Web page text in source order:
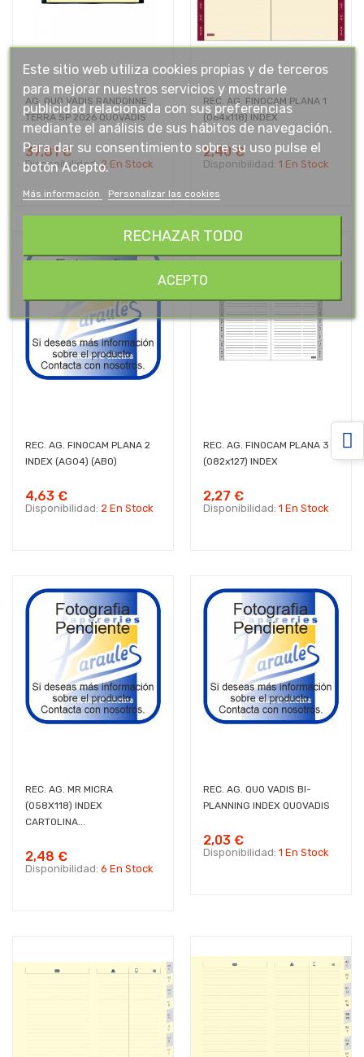
AG. QUO VADIS RANDONNE
TERRA SP 2026 QUOVADIS
37,81 €
Disponibilidad:2 En Stock
REC. AG. FINOCAM PLANA 1
(064x118) INDEX
2,40 €
Disponibilidad: 1 En Stock
REC. AG. FINOCAM PLANA 2
INDEX (AG04) (ABO)
4,63 €
Disponibilidad: 2 En Stock
REC. AG. FINOCAM PLANA 3
(082x127) INDEX
2,27 €
Disponibilidad: 1 En Stock
REC. AG. MR MICRA
(058X118) INDEX
CARTOLINA...
2,48 €
Disponibilidad: 6 En Stock
REC. AG. QUO VADIS BI-
PLANNING INDEX QUOVADIS
2,03 €
Disponibilidad: 1 En Stock
Este sitio web utiliza cookies propias y de terceros
para mejorar nuestros servicios y mostrarle
publicidad relacionada con sus preferencias
mediante el análisis de sus hábitos de navegación.
Para dar su consentimiento sobre su uso pulse el
botón Acepto.
Más información Personalizar las cookies
RECHAZAR TODO
ACEPTO